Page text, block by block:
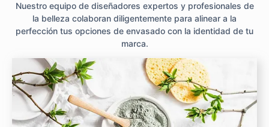
Nuestro equipo de diseñadores expertos y profesionales de
la belleza colaboran diligentemente para alinear a la
perfección tus opciones de envasado con la identidad de tu
marca.